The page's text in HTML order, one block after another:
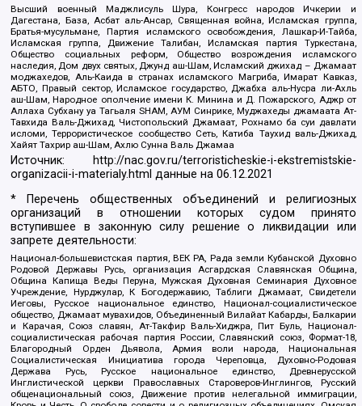
Высший военный Маджлисуль Шура, Конгресс народов Ичкерии и
Дагестана, База, Асбат аль-Ансар, Священная война, Исламская группа,
Братья-мусульмане, Партия исламского освобождения, Лашкар-И-Тайба,
Исламская группа, Движение Талибан, Исламская партия Туркестана,
Общество социальных реформ, Общество возрождения исламского
наследия, Дом двух святых, Джунд аш-Шам, Исламский джихад – Джамаат
моджахедов, Аль-Каида в странах исламского Магриба, Имарат Кавказ,
АБТО, Правый сектор, Исламское государство, Джабха аль-Нусра ли-Ахль
аш-Шам, Народное ополчение имени К. Минина и Д. Пожарского, Аджр от
Аллаха Субхану уа Тагьаля SHAM, АУМ Синрике, Муджахеды джамаата Ат-
Тавхида Валь-Джихад, Чистопольский Джамаат, Рохнамо ба суи давлати
исломи, Террористическое сообщество Сеть, Катиба Таухид валь-Джихад,
Хайят Тахрир аш-Шам, Ахлю Сунна Валь Джамаа
Источник:
http://nac.gov.ru/terroristicheskie-i-ekstremistskie-
organizacii-i-materialy.html данные на06.12.2021
* Перечень общественных объединений и религиозных
организаций в отношении которых судом принято
вступившее в законную силу решение о ликвидации или
запрете деятельности:
Национал-большевистская партия, ВЕК РА, Рада земли Кубанской Духовно
Родовой Державы Русь, организация Асгардская Славянская Община,
Община Капища Веды Перуна, Мужская Духовная Семинария Духовное
Учреждение, Нурджулар, К Богодержавию, Таблиги Джамаат, Свидетели
Иеговы, Русское национальное единство, Национал-социалистическое
общество, Джамаат мувахидов, Объединенный Вилайат Кабарды, Балкарии
и Карачая, Союз славян, Ат-Такфир Валь-Хиджра, Пит Буль, Национал-
социалистическая рабочая партия России, Славянский союз, Формат-18,
Благородный Орден Дьявола, Армия воли народа, Национальная
Социалистическая Инициатива города Череповца, Духовно-Родовая
Держава Русь, Русское национальное единство, Древнерусской
Инглистической церкви Православных Староверов-Инглингов, Русский
общенациональный союз, Движение против нелегальной иммиграции,